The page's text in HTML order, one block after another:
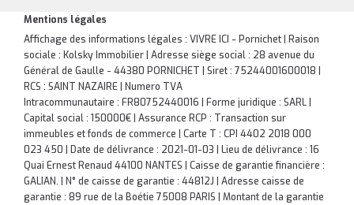
Mentions légales
Affichage des informations légales : VIVRE ICI - Pornichet | Raison
sociale : Kolsky Immobilier | Adresse siège social : 28 avenue du
Général de Gaulle - 44380 PORNICHET | Siret : 75244001600018 |
RCS : SAINT NAZAIRE | Numero TVA
Intracommunautaire : FR80752440016 | Forme juridique : SARL |
Capital social : 150000€ | Assurance RCP : Transaction sur
immeubles et fonds de commerce | Carte T : CPI 4402 2018 000
023 450 | Date de délivrance : 2021-01-03 | Lieu de délivrance : 16
Quai Ernest Renaud 44100 NANTES | Caisse de garantie financière :
GALIAN. | N° de caisse de garantie : 44812J | Adresse caisse de
garantie : 89 rue de la Boétie 75008 PARIS | Montant de la garantie